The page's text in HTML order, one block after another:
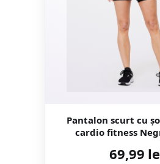
Pantalon scurt cu
cardio fitness
69,99